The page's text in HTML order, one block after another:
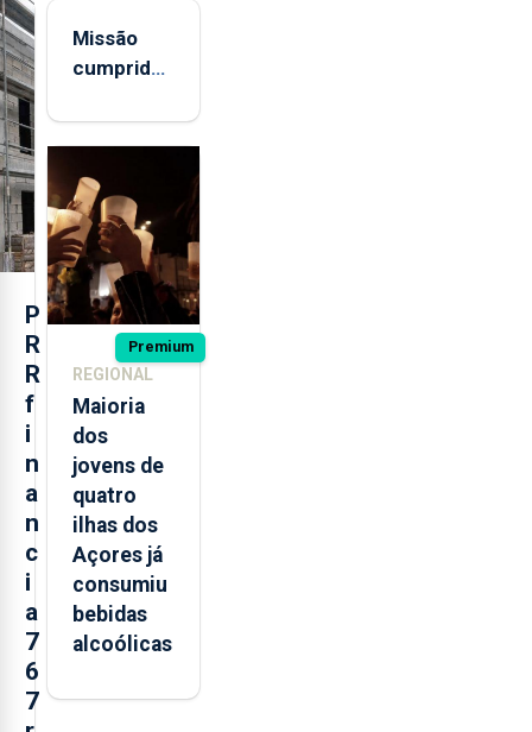
P
R
R
f
i
n
a
n
c
i
a
7
6
7
Missão
cumprida:
açorianos
após
missão na
Roménia
Premium
REGIONAL
Maioria
dos
jovens de
quatro
ilhas dos
Açores já
consumiu
bebidas
alcoólicas